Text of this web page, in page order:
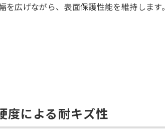
を広げながら、表面保護性能を維持します。
度による耐キズ性